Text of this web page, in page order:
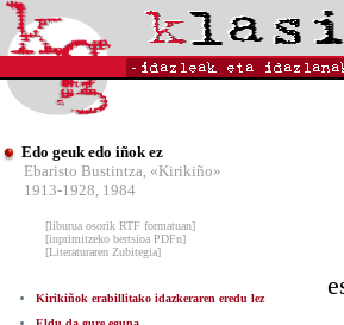
Edo geuk edo iñok ez
Ebaristo Bustintza, «Kirikiño»
1913-1928, 1984
[liburua osorik RTF formatuan]
[inprimitzeko bertsioa PDFn]
[Literaturaren Zubitegia]
Kirikiñok erabillitako idazkeraren eredu lez